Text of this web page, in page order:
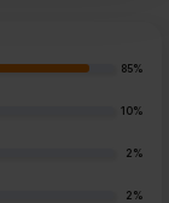
85%
10%
2%
2%